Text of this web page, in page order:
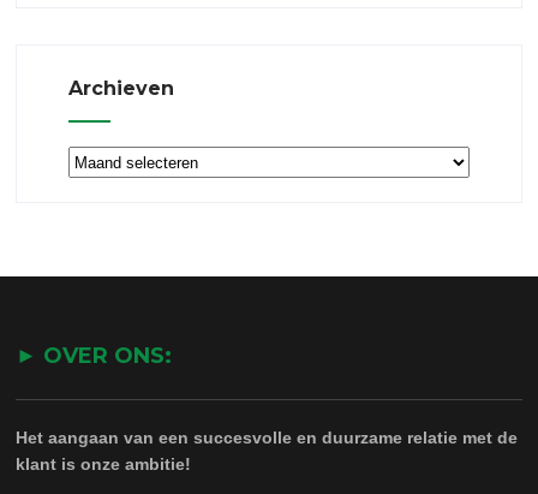
Archieven
Archieven
► OVER ONS:
Het aangaan van een succesvolle en duurzame relatie met de
klant is onze ambitie!